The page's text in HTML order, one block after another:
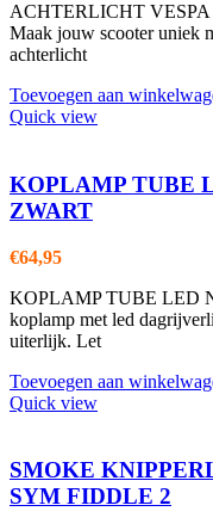
ACHTERLICHT
Maak jouw scooter uniek
achterlicht
Toevoegen aan
Quick view
KOPLAMP TUBE
ZWART
€64,95
KOPLAMP TUBE LED
koplamp met led
uiterlijk. Let
Toevoegen aan
Quick view
SMOKE
SYM FIDDLE 2